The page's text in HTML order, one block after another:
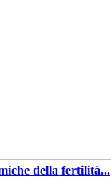
della fertilità...